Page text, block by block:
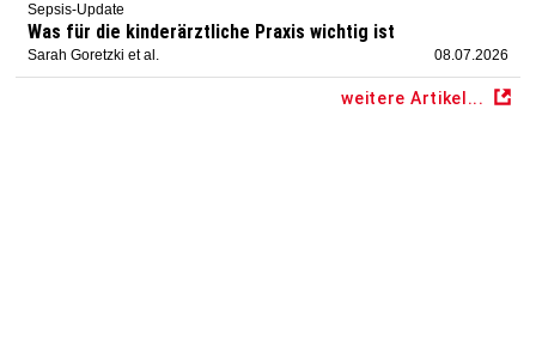
Sepsis-Update
Was für die kinderärztliche Praxis wichtig ist
Sarah Goretzki et al. 08.07.2026
weitere Artikel...